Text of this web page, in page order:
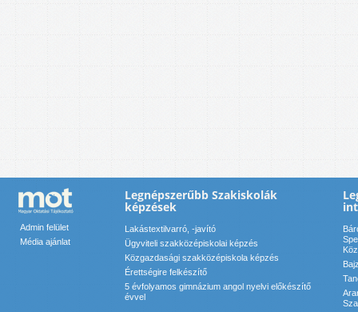
Admin felület
Média ajánlat
Legnépszerűbb Szakiskolák
képzések
Lakástextilvarró, -javító
Ügyviteli szakközépiskolai képzés
Közgazdasági szakközépiskola képzés
Érettségire felkészítő
5 évfolyamos gimnázium angol nyelvi előkészítő
évvel